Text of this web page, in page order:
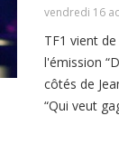
vendredi 16
TF1 vient
l'émission
côtés de
“Qui veut